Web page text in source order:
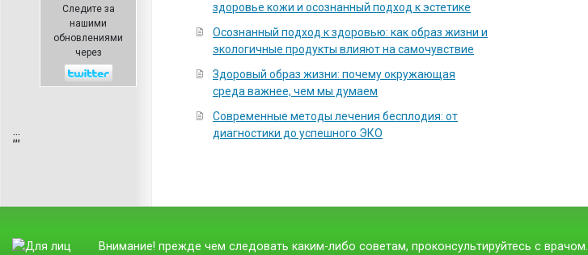
Следите за
нашими
обновлениями
через
;;;
здоровье кожи и осознанный подход к эстетике
Осознанный подход к здоровью: как образ жизни и
экологичные продукты влияют на самочувствие
Здоровый образ жизни: почему окружающая
среда важнее, чем мы думаем
Современные методы лечения бесплодия: от
диагностики до успешного ЭКО
Внимание! прежде чем следовать каким-либо советам, проконсультируйтесь с врачом.